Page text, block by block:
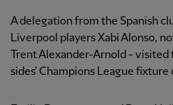
A delegation from the Spanish
Liverpool players Xabi Alonso,
Trent Alexander-Arnold - visited
sides' Champions League fixture